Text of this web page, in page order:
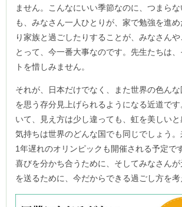
ません。こんなにいい季節なのに、つまら
も、みなさん一人ひとりが、家で勉強を進
り家族と過ごしたりすることが、みなさん
とって、今一番大事なのです。先生たちは
トを惜しみません。
それが、日本だけでなく、また世界の色ん
を思う存分見上げられるようになる近道で
いて、見え方は少し違っても、虹を美しい
気持ちは世界のどんな国でも同じでしょう
1年遅れのオリンピックも開催される予定で
喜びを分かち合うために、そしてみなさん
を送るために、今だからできる過ごし方を